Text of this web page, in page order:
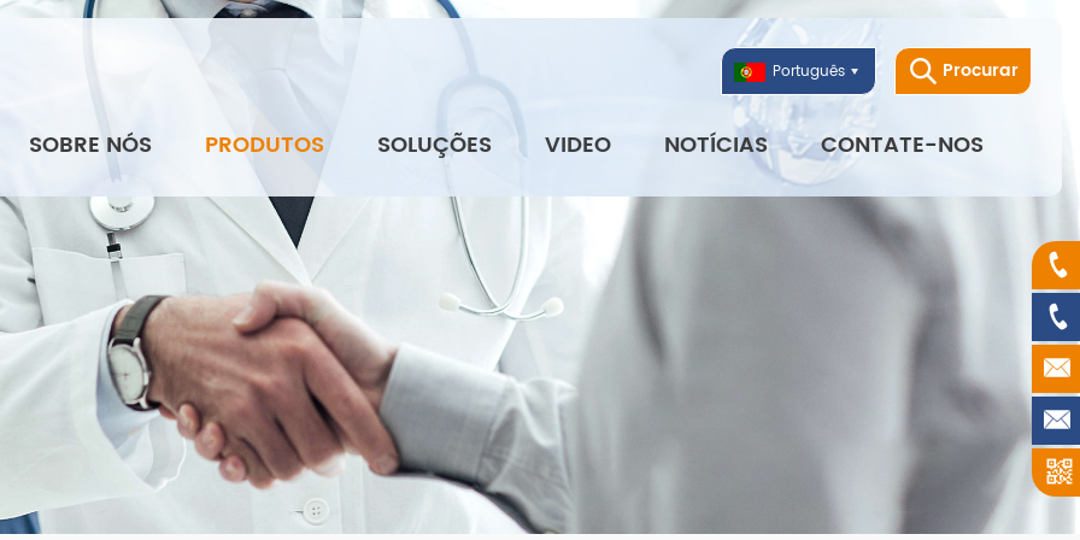
Procurar
Português
SOBRE NÓS PRODUTOS SOLUÇÕES VIDEO NOTÍCIAS CONTATE-NOS